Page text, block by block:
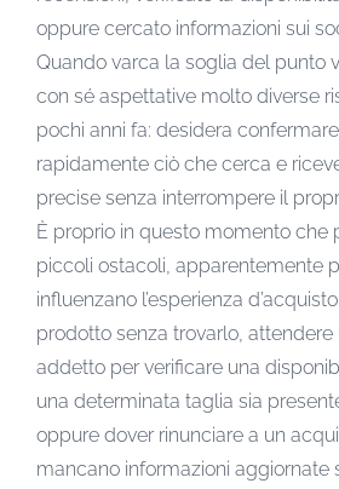
oppure cercato informazioni sui
Quando varca la soglia del punto
con sé aspettative molto diverse
pochi anni fa: desidera
rapidamente ciò che cerca e
precise senza interrompere il
È proprio in questo momento che
piccoli ostacoli, apparentemente
influenzano l’esperienza
prodotto senza trovarlo, attendere
addetto per verificare una
una determinata taglia sia
oppure dover rinunciare a un
mancano informazioni aggiornate